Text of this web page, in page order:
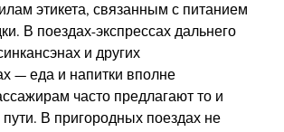
этикета, связанным с питанием
В поездах-экспрессах дальнего
и других
— еда и напитки вполне
часто предлагают то и
В пригородных поездах не